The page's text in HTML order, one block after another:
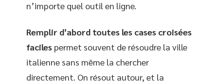
n’importe quel outil en ligne.
Remplir d’abord toutes les cases croisées
faciles permet souvent de résoudre la ville
italienne sans même la chercher
directement. On résout autour, et la